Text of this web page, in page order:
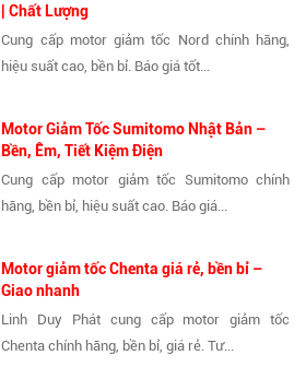
| Chất Lượng
Cung cấp motor giảm tốc Nord chính hãng,
hiệu suất cao, bền bỉ. Báo giá tốt...
Motor Giảm Tốc Sumitomo Nhật Bản –
Bền, Êm, Tiết Kiệm Điện
Cung cấp motor giảm tốc Sumitomo chính
hãng, bền bỉ, hiệu suất cao. Báo giá...
Motor giảm tốc Chenta giá rẻ, bền bỉ –
Giao nhanh
Linh Duy Phát cung cấp motor giảm tốc
Chenta chính hãng, bền bỉ, giá rẻ. Tư...